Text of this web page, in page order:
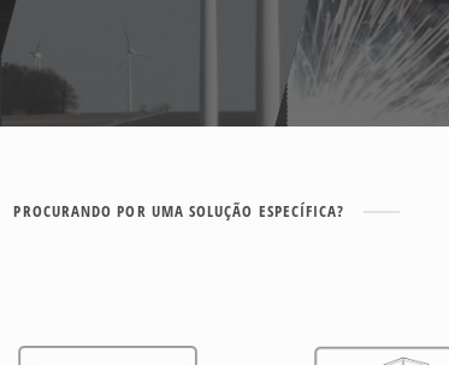
PROCURANDO POR UMA SOLUÇÃO ESPECÍFICA?